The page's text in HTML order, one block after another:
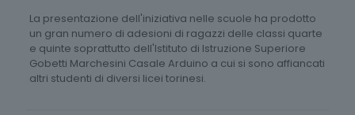
La presentazione dell'iniziativa nelle scuole ha prodotto
un gran numero di adesioni di ragazzi delle classi quarte
e quinte soprattutto dell'Istituto di Istruzione Superiore
Gobetti Marchesini Casale Arduino a cui si sono affiancati
altri studenti di diversi licei torinesi.